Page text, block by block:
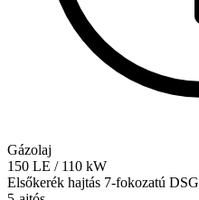
Gázolaj
150 LE / 110 kW
Elsőkerék hajtás 7-fokozatú DSG